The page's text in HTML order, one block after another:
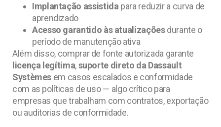
Implantação assistida para reduzir a curva de
aprendizado
Acesso garantido às atualizaçõesdurante o
período de manutenção ativa
Além disso, comprar de fonte autorizada garante
licença legítima,suporte direto da Dassault
Systèmes em casos escalados e conformidade
com as políticas de uso — algo crítico para
empresas que trabalham com contratos, exportação
ou auditorias de conformidade.